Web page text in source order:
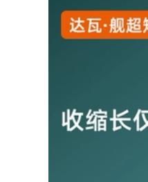
chỉnh cần câu máy
shimano can cau cá